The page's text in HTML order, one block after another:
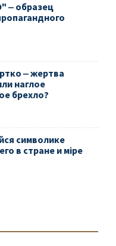
‒ образец
‒ жертва
наглое
брехло?
символике
в стране и мiре